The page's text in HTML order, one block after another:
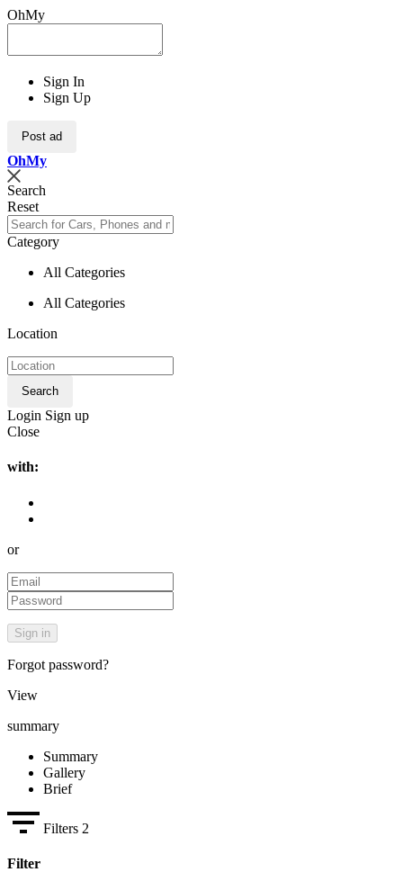
OhMy
Sign In
Sign Up
Post ad
OhMy
Search
Reset
Category
All Categories
All Categories
Location
Search
Login Sign up
Close
with:
or
Forgot password?
View
summary
Summary
Gallery
Brief
Filters 2
Filter